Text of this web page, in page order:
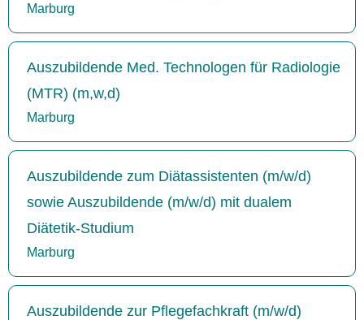
Marburg
Auszubildende Med. Technologen für Radiologie
(MTR) (m,w,d)
Marburg
Auszubildende zum Diätassistenten (m/w/d)
sowie Auszubildende (m/w/d) mit dualem
Diätetik-Studium
Marburg
Auszubildende zur Pflegefachkraft (m/w/d)